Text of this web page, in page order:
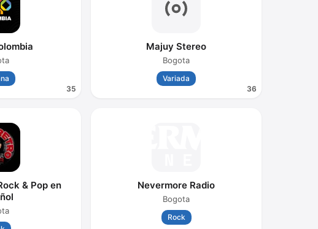
35
36
Majuy Stereo
Bogota
Variada
& Pop en
Nevermore Radio
Bogota
Rock